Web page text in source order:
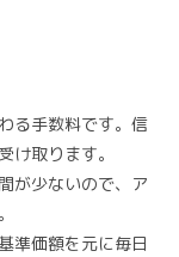
る手数料です。信
け取ります。
が少ないので、ア
準価額を元に毎日